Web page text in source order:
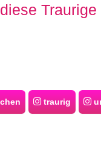
Traurige
traurig